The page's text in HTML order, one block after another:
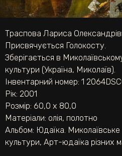
Траспова Лариса
Присвячується Голокосту.
Зберігається в
культури (Україна, Миколаїв).
Інвентарний номер: 1
Рік: 2001
Розмір: 60,0 х 80,0
Матеріали: олія, полотно
Альбом: Юдаїка.
культури, Арт-юдаїка різних